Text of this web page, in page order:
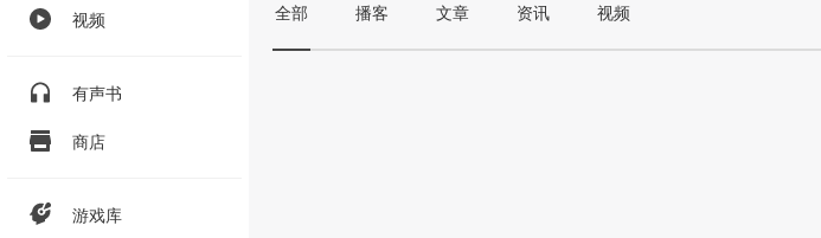
视频
有声书
商店
游戏库
全部 播客 文章 资讯 视频